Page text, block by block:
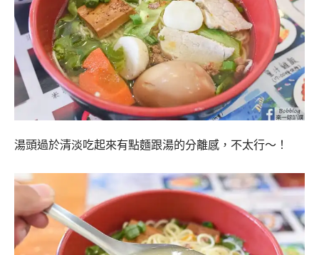
湯頭過於清淡吃起來有點麵跟湯的分離感，不太行～！